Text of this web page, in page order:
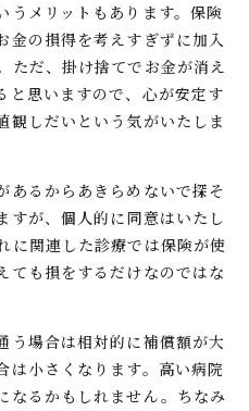
うメリットもあります。保険
金の損得を考えすぎずに加入
ただ、掛け捨てでお金が消え
と思いますので、心が安定す
観しだいという気がいたしま
あるからあきらめないで探そ
すが、個人的に同意はいたし
に関連した診療では保険が使
ても損をするだけなのではな
う場合は相対的に補償額が大
は小さくなります。高い病院
なるかもしれません。ちなみ